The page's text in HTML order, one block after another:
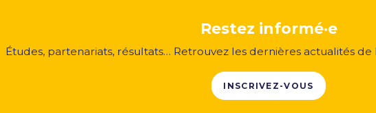
Restez informé·e
Études, partenariats, résultats… Retrouvez les dernières actualités
INSCRIVEZ-VOUS